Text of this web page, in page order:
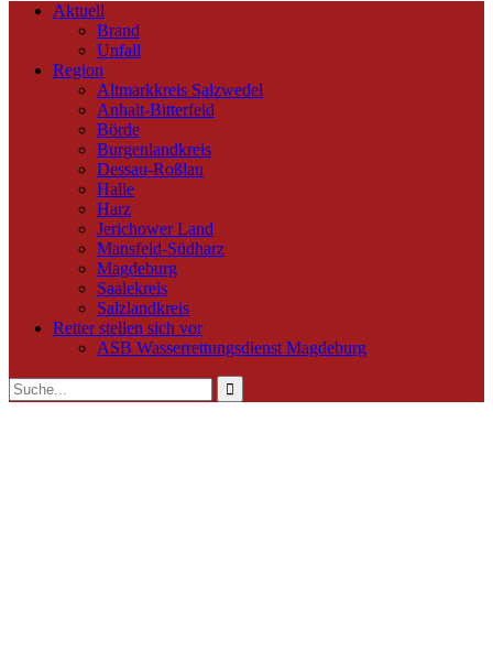
Aktuell
Brand
Unfall
Region
Altmarkkreis Salzwedel
Anhalt-Bitterfeld
Börde
Burgenlandkreis
Dessau-Roßlau
Halle
Harz
Jerichower Land
Mansfeld-Südharz
Magdeburg
Saalekreis
Salzlandkreis
Retter stellen sich vor
ASB Wasserrettungsdienst Magdeburg